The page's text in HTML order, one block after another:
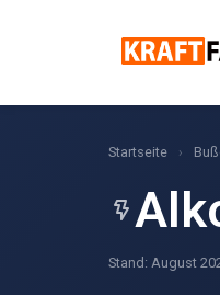
Startseite ›
Stand: August